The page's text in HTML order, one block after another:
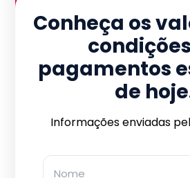
Conheça os
pagamentos
de
Informações enviadas